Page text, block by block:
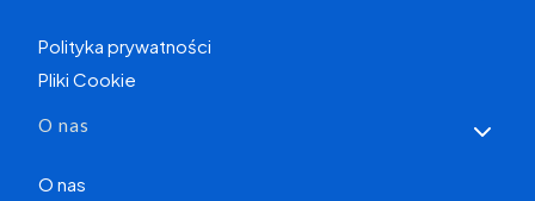
Polityka prywatności
Pliki Cookie
O nas
O nas